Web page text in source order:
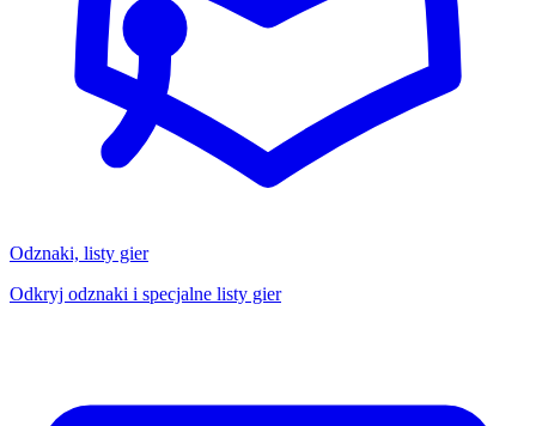
Odznaki, listy gier
Odkryj odznaki i specjalne listy gier